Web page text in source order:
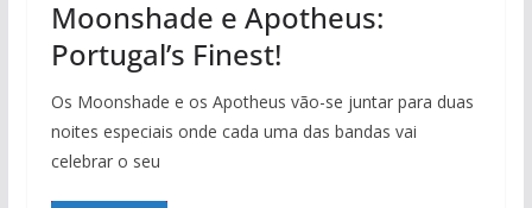
Moonshade e Apotheus:
Portugal’s Finest!
Os Moonshade e os Apotheus vão-se juntar para duas
noites especiais onde cada uma das bandas vai
celebrar o seu